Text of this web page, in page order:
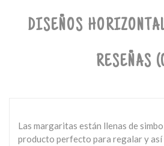
DISEÑOS
RESEÑAS
Las margaritas están llenas de
producto perfecto para regalar y así